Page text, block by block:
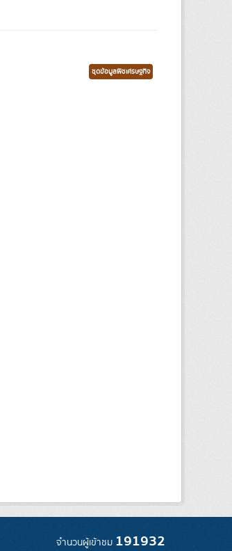
ชุดข้อมูลพืชเศรษฐกิจ
จำนวนผู้เข้าชม 191932